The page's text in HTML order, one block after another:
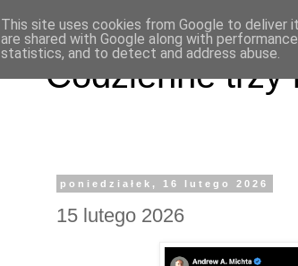
Codzienne trzy
poniedziałek, 16 lutego 2026
15 lutego 2026
This site uses cookies from Google to deliver
are shared with Google along with
statistics, and to detect and address abuse.